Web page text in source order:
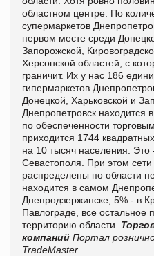
областном центре. По
супермаркетов
первом месте среди
Запорожской,
Херсонской областей, с
граничит. Их у нас 186
гипермаркетов
Донецкой, Харьковской и
Днепропетровск находится
по обеспеченности
приходится 1744
на 10 тысяч населения. Это
Севастополя. При этом сети
распределены по области
находится в самом
Днепродзержинске, 5% - в
Павлограде, все остальное
территорию области.
компаний Портал
TradeMaster